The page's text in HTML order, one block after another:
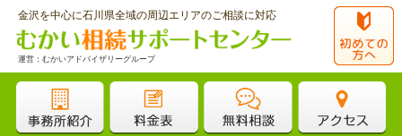
金沢を中心に石川県全域の周辺エリアのご相談に対応
運営：むかいアドバイザリーグループ